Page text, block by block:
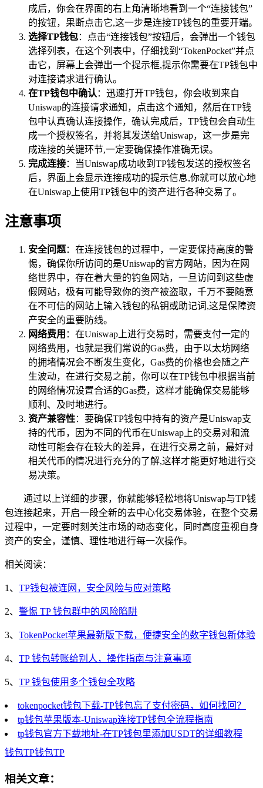
成后，你会在界面的右上角清晰地看到一个“连接钱包”
的按钮，果断点击它,这一步是连接TP钱包的重要开端。
选择TP钱包：点击“连接钱包”按钮后，会弹出一个钱包
选择列表，在这个列表中，仔细找到“TokenPocket”并点
击它，屏幕上会弹出一个提示框,提示你需要在TP钱包中
对连接请求进行确认。
在TP钱包中确认 ：迅速打开TP钱包，你会收到来自
Uniswap的连接请求通知，点击这个通知，然后在TP钱
包中认真确认连接操作，确认完成后，TP钱包会自动生
成一个授权签名，并将其发送给Uniswap，这一步是完
成连接的关键环节,一定要确保操作准确无误。
完成连接：当Uniswap成功收到TP钱包发送的授权签名
后，界面上会显示连接成功的提示信息,你就可以放心地
在Uniswap上使用TP钱包中的资产进行各种交易了。
注意事项
安全问题：在连接钱包的过程中，一定要保持高度的警
惕，确保你所访问的是Uniswap的官方网站，因为在网
络世界中，存在着大量的钓鱼网站，一旦访问到这些虚
假网站，极有可能导致你的资产被盗取，千万不要随意
在不可信的网站上输入钱包的私钥或助记词,这是保障资
产安全的重要防线。
网络费用 ：在Uniswap上进行交易时，需要支付一定的
网络费用，也就是我们常说的Gas费，由于以太坊网络
的拥堵情况会不断发生变化，Gas费的价格也会随之产
生波动，在进行交易之前，你可以在TP钱包中根据当前
的网络情况设置合适的Gas费，这样才能确保交易能够
顺利、及时地进行。
资产兼容性：要确保TP钱包中持有的资产是Uniswap支
持的代币，因为不同的代币在Uniswap上的交易对和流
动性可能会存在较大的差异，在进行交易之前，最好对
相关代币的情况进行充分的了解,这样才能更好地进行交
易决策。
通过以上详细的步骤，你就能够轻松地将Uniswap与TP钱
包连接起来，开启一段全新的去中心化交易体验，在整个交易
过程中，一定要时刻关注市场的动态变化，同时高度重视自身
资产的安全，谨慎、理性地进行每一次操作。
相关阅读：
1、 TP钱包被连网，安全风险与应对策略
2、 警惕 TP 钱包群中的风险陷阱
3、 TokenPocket苹果最新版下载，便捷安全的数字钱包新体验
4、 TP 钱包转账给别人，操作指南与注意事项
5、 TP 钱包使用多个钱包全攻略
tokenpocket钱包下载-TP钱包忘了支付密码，如何找回？
tp钱包苹果版本-Uniswap连接TP钱包全流程指南
tp钱包官方下载地址-在TP钱包里添加USDT的详细教程
钱包TP钱包TP
相关文章：